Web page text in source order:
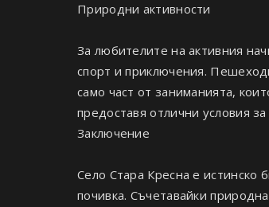
Природни активности
За любителите на активния
спорт и приключения.
само част от заниманията,
предоставя отлични условия
Заключение
Село Стара Кресна е истинско
почивка. Съчетавайки